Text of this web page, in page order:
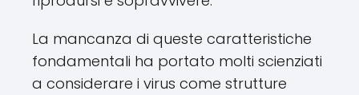
La mancanza di queste caratteristiche
fondamentali ha portato molti scienziati
a considerare i virus come strutture